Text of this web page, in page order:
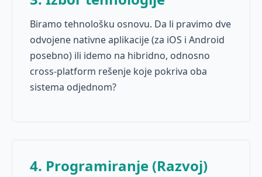
Biramo tehnološku osnovu. Da li pravimo dve
odvojene nativne aplikacije (za iOS i Android
posebno) ili idemo na hibridno, odnosno
cross-platform rešenje koje pokriva oba
sistema odjednom?
4. Programiranje (Razvoj)